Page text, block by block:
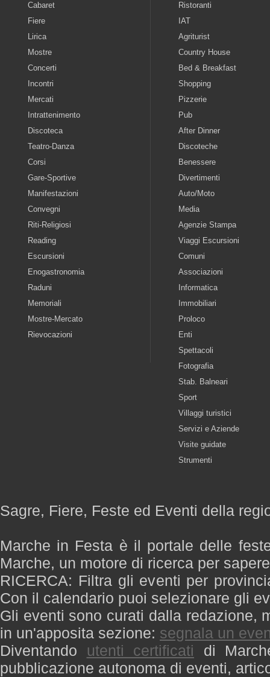
Cabaret
Fiere
Lirica
Mostre
Concerti
Incontri
Mercati
Intrattenimento
Discoteca
Teatro-Danza
Corsi
Gare-Sportive
Manifestazioni
Convegni
Riti-Religiosi
Reading
Escursioni
Enogastronomia
Raduni
Memoriali
Mostre-Mercato
Rievocazioni
Ristoranti
IAT
Agriturist
Country House
Bed & Breakfast
Shopping
Pizzerie
Pub
After Dinner
Discoteche
Benessere
Divertimenti
Auto/Moto
Media
Agenzie Stampa
Viaggi Escursioni
Comuni
Associazioni
Informatica
Immobiliari
Proloco
Enti
Spettacoli
Fotografia
Stab. Balneari
Sport
Villaggi turistici
Servizi e Aziende
Visite guidate
Strumenti
Sagre, Fiere, Feste ed Eventi della
Marche in Festa è il portale delle
Marche, un motore di ricerca per
RICERCA: Filtra gli eventi per
Con il calendario puoi selezionare gli
Gli eventi sono curati dalla redazione,
in un'apposita sezione: segnala un
Diventando utenti certificati di
pubblicazione autonoma di eventi,